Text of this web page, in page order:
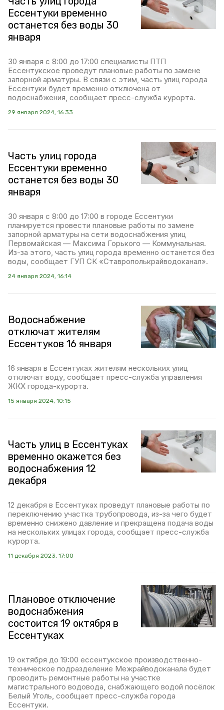
Ессентуки временно
останется без воды 30
января
30 января с 8:00 до 17:00 специалисты ПТП
Ессентукское проведут плановые работы по замене
запорной арматуры. В связи с этим, часть улиц города
Ессентуки будет временно отключена от
водоснабжения, сообщает пресс-служба курорта.
29 января 2024, 16:33
Часть улиц города
Ессентуки временно
останется без воды 30
января
30 января с 8:00 до 17:00 в городе Ессентуки
планируется провести плановые работы по замене
запорной арматуры на сети водоснабжения улиц
Первомайская — Максима Горького — Коммунальная.
Из-за этого, часть улиц города временно останется без
воды, сообщает ГУП СК «Ставрополькрайводоканал».
24 января 2024, 16:14
Водоснабжение
отключат жителям
Ессентуков 16 января
16 января в Ессентуках жителям нескольких улиц
отключат воду, сообщает пресс-служба управления
ЖКХ города-курорта.
15 января 2024, 10:15
Часть улиц в Ессентуках
временно окажется без
водоснабжения 12
декабря
12 декабря в Ессентуках проведут плановые работы по
переключению участка трубопровода, из-за чего будет
временно снижено давление и прекращена подача воды
на нескольких улицах города, сообщает пресс-служба
курорта.
11 декабря 2023, 17:00
Плановое отключение
водоснабжения
состоится 19 октября в
Ессентуках
19 октября до 19:00 ессентукское производственно-
техническое подразделение Межрайводоканала будет
проводить ремонтные работы на участке
магистрального водовода, снабжающего водой посёлок
Белый Уголь, сообщает пресс-служба города
Ессентуки.